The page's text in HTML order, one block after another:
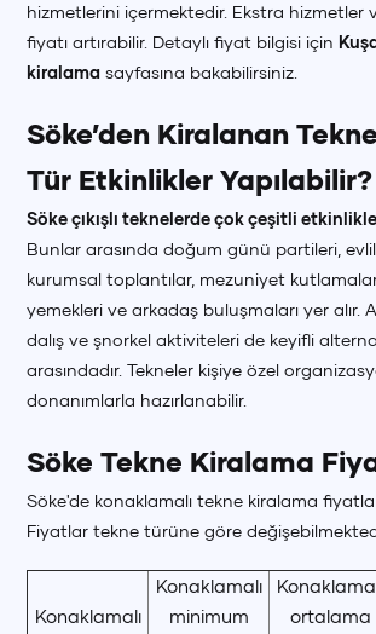
hizmetlerini içermektedir. Ekstra hizmetler
fiyatı artırabilir. Detaylı fiyat bilgisi için
kiralama sayfasına bakabilirsiniz.
Söke’den Kiralanan
Tür Etkinlikler Yapılabilir?
Söke çıkışlı teknelerde çok çeşitli
Bunlar arasında doğum günü partileri,
kurumsal toplantılar, mezuniyet
yemekleri ve arkadaş buluşmaları yer alır.
dalış ve şnorkel aktiviteleri de keyifli
arasındadır. Tekneler kişiye özel
donanımlarla hazırlanabilir.
Söke Tekne Kiralama
Söke'de konaklamalı tekne kiralama
Fiyatlar tekne türüne göre
Konaklamalı
Konaklamalı
minimum
ortalama